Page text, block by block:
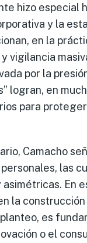
hizo especial
y la
en la
vigilancia
por la
logran, en
para
Camacho
las
En
la
es
o el